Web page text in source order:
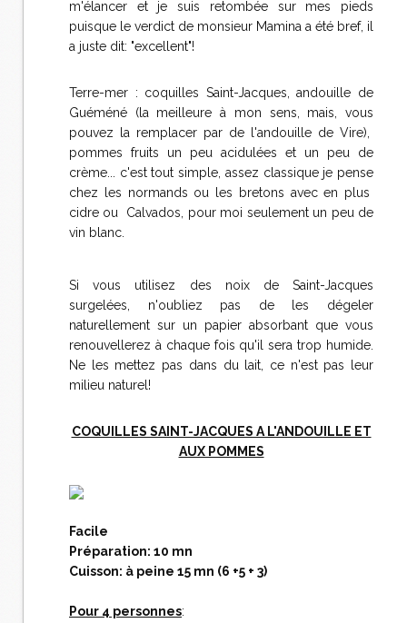
m'élancer et je suis retombée sur mes pieds
puisque le verdict de monsieur Mamina a été bref, il
a juste dit: "excellent"!
Terre-mer : coquilles Saint-Jacques, andouille de
Guéméné (la meilleure à mon sens, mais, vous
pouvez la remplacer par de l'andouille de Vire),
pommes fruits un peu acidulées et un peu de
crème... c'est tout simple, assez classique je pense
chez les normands ou les bretons avec en plus
cidre ou Calvados, pour moi seulement un peu de
vin blanc.
Si vous utilisez des noix de Saint-Jacques
surgelées, n'oubliez pas de les dégeler
naturellement sur un papier absorbant que vous
renouvellerez à chaque fois qu'il sera trop humide.
Ne les mettez pas dans du lait, ce n'est pas leur
milieu naturel!
COQUILLES SAINT-JACQUES A L'ANDOUILLE ET
AUX POMMES
Facile
Préparation: 10 mn
Cuisson: à peine 15 mn (6 +5 + 3)
Pour 4 personnes: